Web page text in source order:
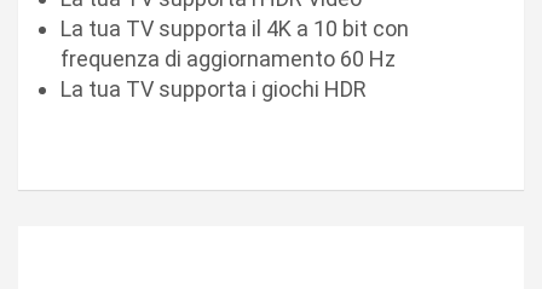
La tua TV supporta il 4K a 10 bit con
frequenza di aggiornamento 60 Hz
La tua TV supporta i giochi HDR